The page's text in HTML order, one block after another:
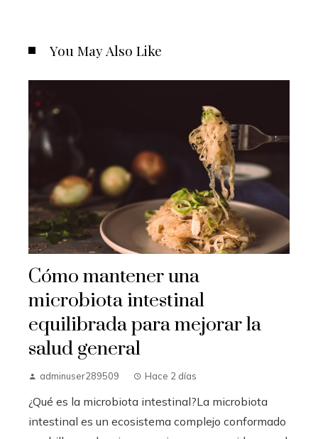
You May Also Like
Cómo mantener una
microbiota intestinal
equilibrada para mejorar la
salud general
adminuser289509 Hace 2 días
¿Qué es la microbiota intestinal?La microbiota
intestinal es un ecosistema complejo conformado